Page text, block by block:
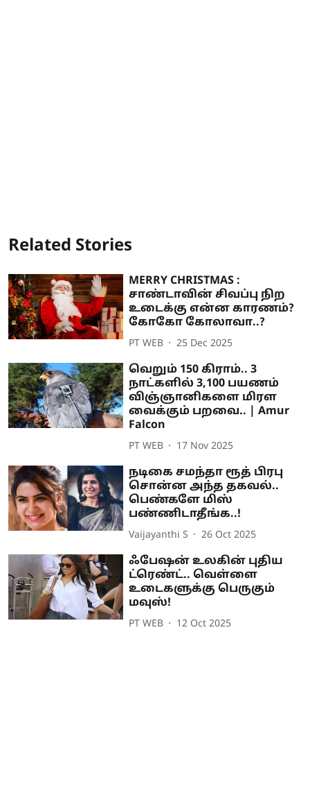
Related Stories
MERRY CHRISTMAS :
சாண்டாவின் சிவப்பு நிற
உடைக்கு என்ன காரணம்?
கோகோ கோலாவா..?
PT WEB 25 Dec 2025
வெறும் 150 கிராம்.. 3
நாட்களில் 3,100 பயணம்
விஞ்ஞானிகளை மிரள
வைக்கும் பறவை.. | Amur
Falcon
PT WEB 17 Nov 2025
நடிகை சமந்தா ரூத் பிரபு
சொன்ன அந்த தகவல்..
பெண்களே மிஸ்
பண்ணிடாதீங்க..!
Vaijayanthi S 26 Oct 2025
ஃபேஷன் உலகின் புதிய
ட்ரெண்ட்.. வெள்ளை
உடைகளுக்கு பெருகும்
மவுஸ்!
PT WEB 12 Oct 2025